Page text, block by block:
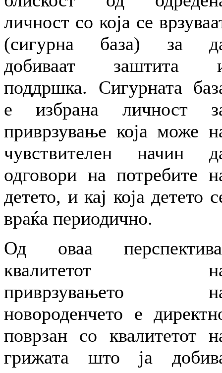
личност со која се
(сигурна база) за
добиваат заштита
поддршка. Сигурната
е избрана личност
приврзување која може
чувствителен начин
одговори на потребите
детето, и кај која детето
враќа периодично.
Од оваа
квалитетот
приврзувањето
новороденчето е
поврзан со квалитетот
грижата што ја